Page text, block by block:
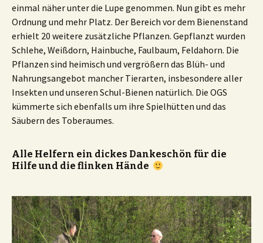
einmal näher unter die Lupe genommen. Nun gibt es mehr
Ordnung und mehr Platz. Der Bereich vor dem Bienenstand
erhielt 20 weitere zusätzliche Pflanzen. Gepflanzt wurden
Schlehe, Weißdorn, Hainbuche, Faulbaum, Feldahorn. Die
Pflanzen sind heimisch und vergrößern das Blüh- und
Nahrungsangebot mancher Tierarten, insbesondere aller
Insekten und unseren Schul-Bienen natürlich. Die OGS
kümmerte sich ebenfalls um ihre Spielhütten und das
Säubern des Toberaumes.
Alle Helfern ein dickes Dankeschön für die
Hilfe und die flinken Hände